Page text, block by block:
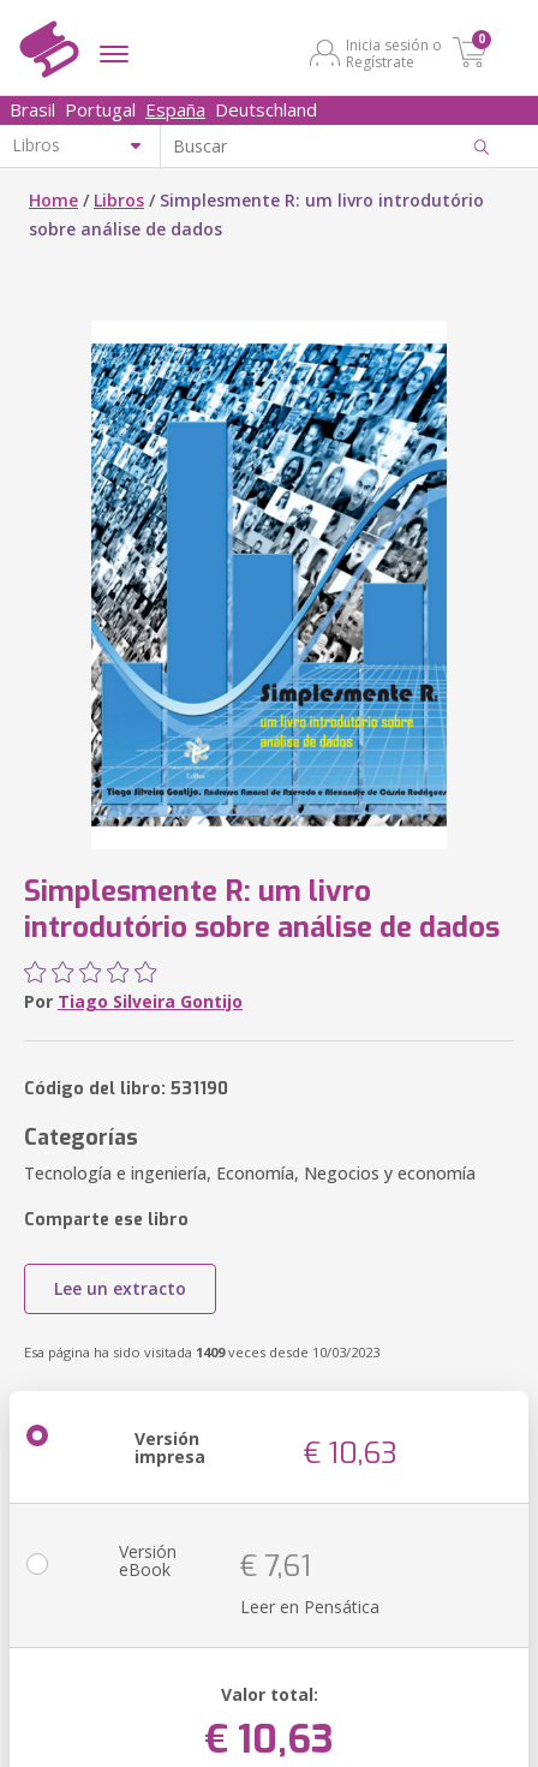
Inicia sesión o
Regístrate
0
Brasil Portugal España Deutschland
Home / Libros / Simplesmente R: um livro introdutório
sobre análise de dados
Simplesmente R: um livro
introdutório sobre análise de dados
Por Tiago Silveira Gontijo
Código del libro: 531190
Categorías
Tecnología e ingeniería, Economía, Negocios y economía
Comparte ese libro
Lee un extracto
Esa página ha sido visitada 1409veces desde 10/03/2023
Versión
impresa € 10,63
Versión
eBook € 7,61
Leer en Pensática
Valor total:
€ 10,63